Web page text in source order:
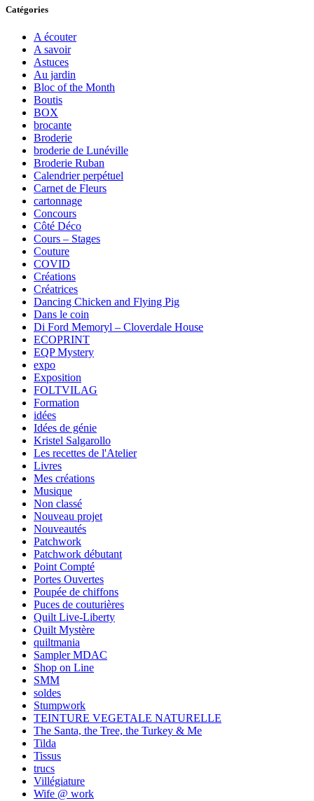
Catégories
A écouter
A savoir
Astuces
Au jardin
Bloc of the Month
Boutis
BOX
brocante
Broderie
broderie de Lunéville
Broderie Ruban
Calendrier perpétuel
Carnet de Fleurs
cartonnage
Concours
Côté Déco
Cours – Stages
Couture
COVID
Créations
Créatrices
Dancing Chicken and Flying Pig
Dans le coin
Di Ford Memoryl – Cloverdale House
ECOPRINT
EQP Mystery
expo
Exposition
FOLTVILAG
Formation
idées
Idées de génie
Kristel Salgarollo
Les recettes de l'Atelier
Livres
Mes créations
Musique
Non classé
Nouveau projet
Nouveautés
Patchwork
Patchwork débutant
Point Compté
Portes Ouvertes
Poupée de chiffons
Puces de couturières
Quilt Live-Liberty
Quilt Mystère
quiltmania
Sampler MDAC
Shop on Line
SMM
soldes
Stumpwork
TEINTURE VEGETALE NATURELLE
The Santa, the Tree, the Turkey & Me
Tilda
Tissus
trucs
Villégiature
Wife @ work